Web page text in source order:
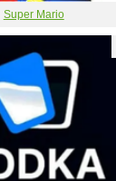
Super Mario